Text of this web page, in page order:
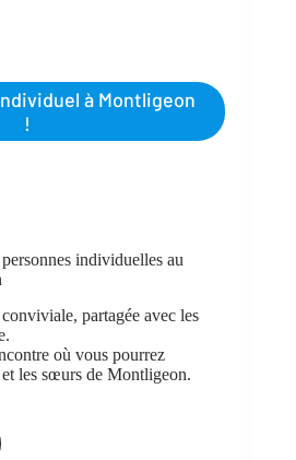
à Montligeon
!
individuelles au
partagée avec les
où vous pourrez
les sœurs de Montligeon.